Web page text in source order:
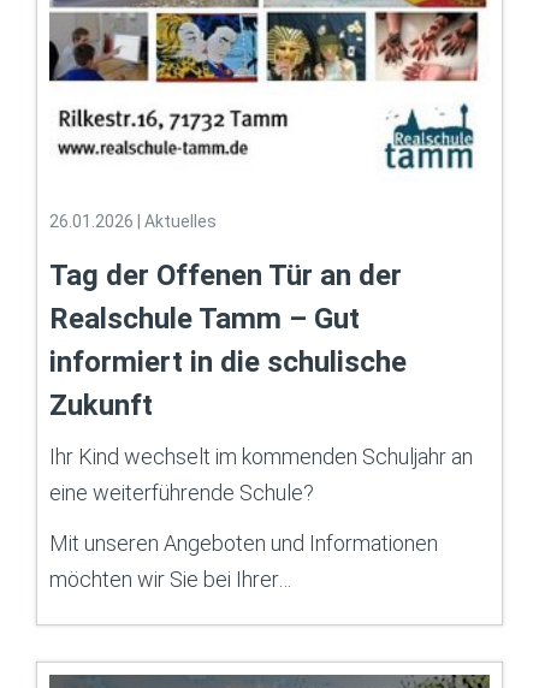
26.01.2026 Aktuelles
Tag der Offenen Tür an der
Realschule Tamm – Gut
informiert in die schulische
Zukunft
Ihr Kind wechselt im kommenden Schuljahr an
eine weiterführende Schule?
Mit unseren Angeboten und Informationen
möchten wir Sie bei Ihrer…